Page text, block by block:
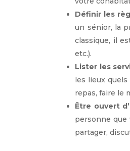
Définir les
un sénior, la
classique, il
etc.).
Lister les
les lieux
repas, faire le
Être ouvert
personne que
partager,